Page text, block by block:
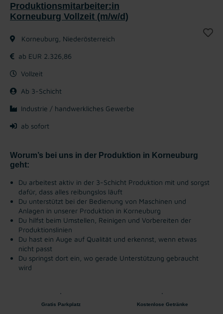
Produktionsmitarbeiter:in
Korneuburg Vollzeit (m/w/d)
Korneuburg, Niederösterreich
ab EUR 2.326,86
Vollzeit
Ab 3-Schicht
Industrie / handwerkliches Gewerbe
ab sofort
Worum’s bei uns in der Produktion in Korneuburg
geht:
Du arbeitest aktiv in der 3-Schicht Produktion mit und sorgst
dafür, dass alles reibungslos läuft
Du unterstützt bei der Bedienung von Maschinen und
Anlagen in unserer Produktion in Korneuburg
Du hilfst beim Umstellen, Reinigen und Vorbereiten der
Produktionslinien
Du hast ein Auge auf Qualität und erkennst, wenn etwas
nicht passt
Du springst dort ein, wo gerade Unterstützung gebraucht
wird
Gratis Parkplatz Kostenlose Getränke